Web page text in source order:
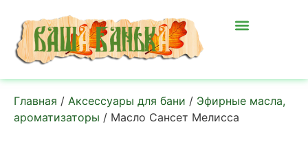
Главная / Аксессуары для бани / Эфирные масла,
ароматизаторы / Масло Сансет Мелисса